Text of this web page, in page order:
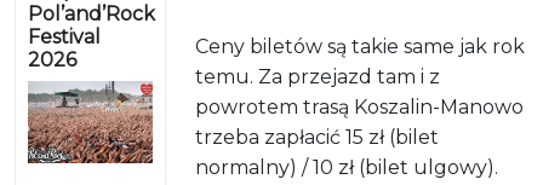
Pol’and’Rock
Festival
2026
Ceny biletów są takie same jak rok
temu. Za przejazd tam i z
powrotem trasą Koszalin-Manowo
trzeba zapłacić 15 zł (bilet
normalny) / 10 zł (bilet ulgowy).